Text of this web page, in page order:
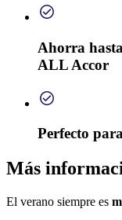
Ahorra
ALL Accor
Perfecto
Más
El verano siempre es